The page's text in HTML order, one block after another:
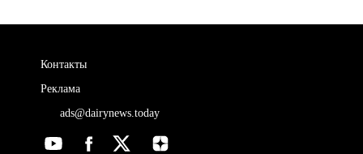
Контакты
Реклама
ads@dairynews.today